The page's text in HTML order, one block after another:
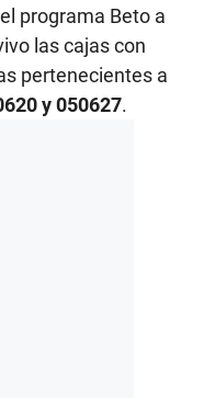
programa Beto a
las cajas con
pertenecientes a
y 050627.